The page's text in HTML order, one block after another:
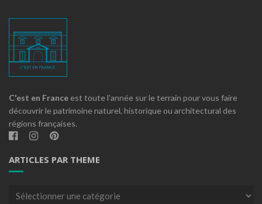
C'est en France est toute l'année sur le terrain pour vous faire
découvrir le patrimoine naturel, historique ou architectural des
régions françaises.
ARTICLES PAR THEME
Articles